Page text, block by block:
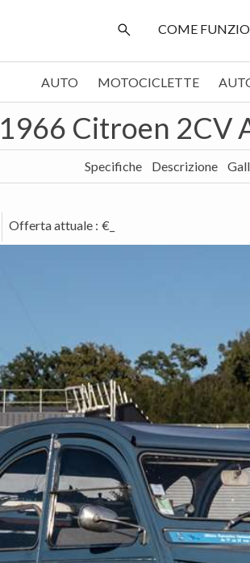
COME
AUTO MOTOCICLETTE
1966 Citroen 2CV
Specifiche Descrizione
Offerta attuale : €_